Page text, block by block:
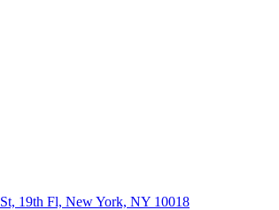
19th Fl, New York, NY 10018